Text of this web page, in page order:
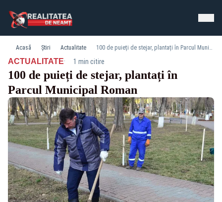
Acasă Știri Actualitate 100 de puieți de stejar, plantați în Parcul Municipal Roman
ACTUALITATE· 1 min citire
100 de puieți de stejar, plantați în
Parcul Municipal Roman